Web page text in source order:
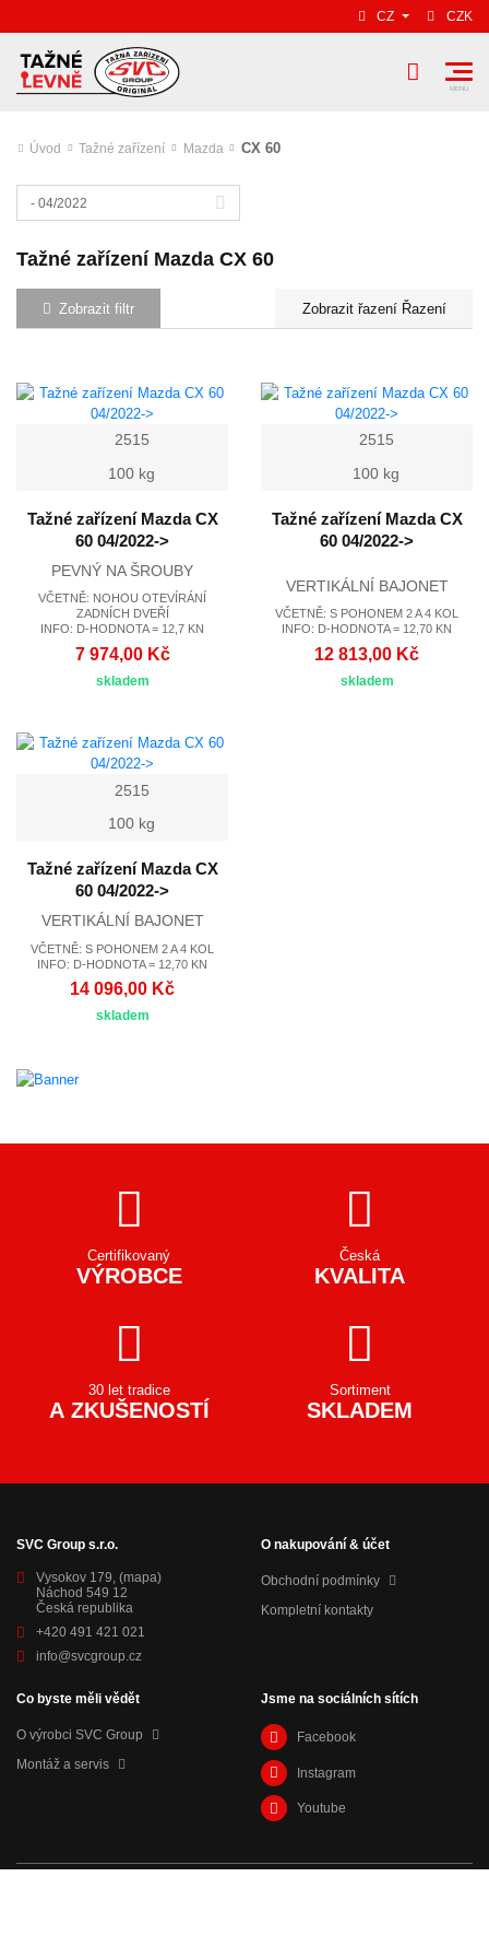
CZ CZK
Úvod Tažné zařízení Mazda CX 60
- 04/2022
Tažné zařízení Mazda CX 60
Zobrazit filtr Řazení
2515
100 kg
Tažné zařízení Mazda CX
60 04/2022->
PEVNÝ NA ŠROUBY
VČETNĚ: NOHOU OTEVÍRÁNÍ
ZADNÍCH DVEŘÍ
INFO: D-HODNOTA = 12,7 KN
7 974,00 Kč
skladem
2515
100 kg
Tažné zařízení Mazda CX
60 04/2022->
VERTIKÁLNÍ BAJONET
VČETNĚ: S POHONEM 2 A 4 KOL
INFO: D-HODNOTA = 12,70 KN
12 813,00 Kč
skladem
2515
100 kg
Tažné zařízení Mazda CX
60 04/2022->
VERTIKÁLNÍ BAJONET
VČETNĚ: S POHONEM 2 A 4 KOL
INFO: D-HODNOTA = 12,70 KN
14 096,00 Kč
skladem
Certifikovaný
VÝROBCE
Česká
KVALITA
30 let tradice
A ZKUŠENOSTÍ
Sortiment
SKLADEM
SVC Group s.r.o.
Vysokov 179, (mapa)
Náchod 549 12
Česká republika
+420 491 421 021
info@svcgroup.cz
O nakupování & účet
Obchodní podmínky
Kompletní kontakty
Co byste měli vědět
O výrobci SVC Group
Montáž a servis
Jsme na sociálních sítích
Facebook
Instagram
Youtube